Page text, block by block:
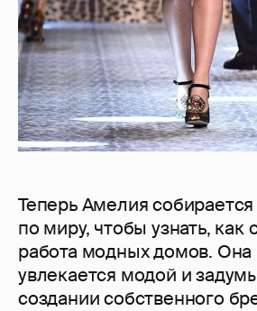
Теперь Амелия
по миру, чтобы узнать, как
работа модных домов. Она
увлекается модой и
создании собственного